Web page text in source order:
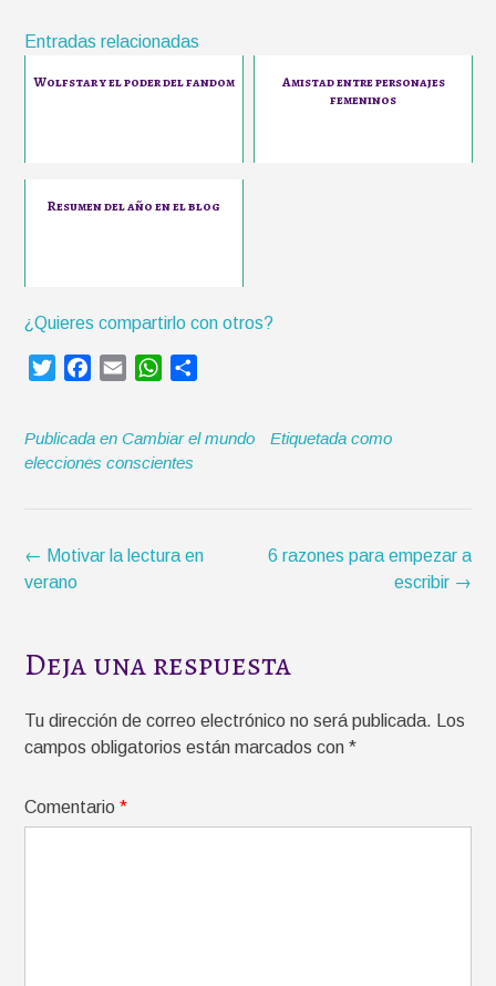
Entradas relacionadas
Wolfstar y el poder del fandom
Amistad entre personajes
femeninos
Resumen del año en el blog
¿Quieres compartirlo con otros?
t
t
e
b
k
i
W
t
s
p
p
i
Publicada en Cambiar el mundo
Etiquetada como
elecciones conscientes
Navegación
de
6 razones para empezar a
escribir →
← Motivar la lectura en
verano
Deja una respuesta
Tu dirección de correo electrónico no será publicada.
Los
campos obligatorios están marcados con *
Comentario *